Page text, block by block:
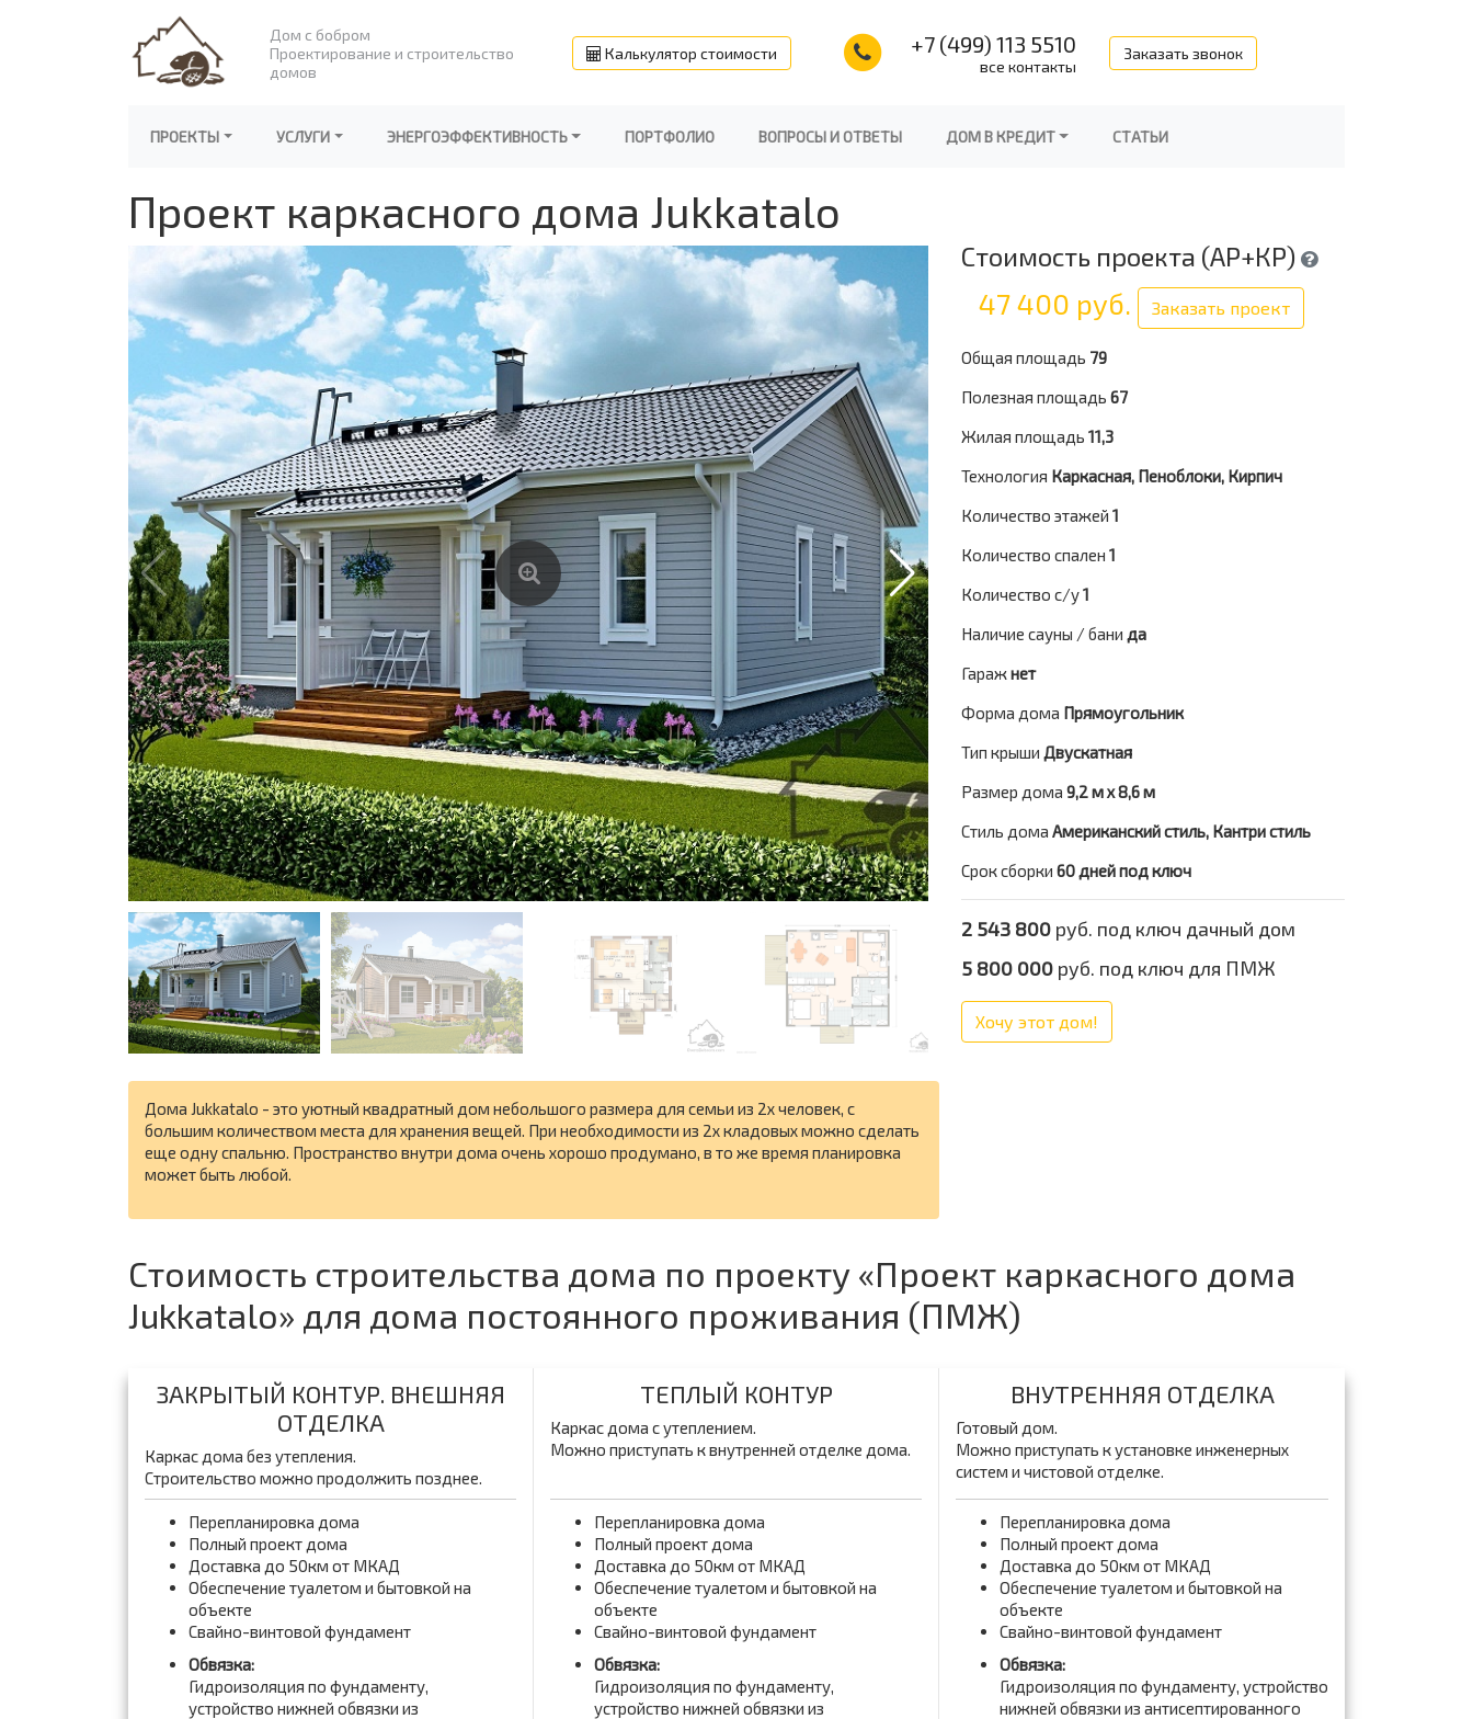
Дом с бобром
Проектирование и строительство
домов
Калькулятор стоимости +7 (499) 113 5510
все контакты
Заказать звонок
ПРОЕКТЫ УСЛУГИ ЭНЕРГОЭФФЕКТИВНОСТЬ ПОРТФОЛИО ВОПРОСЫ И ОТВЕТЫ ДОМ В КРЕДИТ СТАТЬИ
Проект каркасного дома Jukkatalo
Стоимость проекта (АР+КР)
47 400 руб. Заказать проект
Общая площадь 79
Полезная площадь 67
Жилая площадь 11,3
Технология Каркасная, Пеноблоки, Кирпич
Количество этажей 1
Количество спален 1
Количество с/у1
Наличие сауны / бани да
Гаражнет
Форма дома Прямоугольник
Тип крыши Двускатная
Размер дома 9,2 м х 8,6 м
Стиль дома Американский стиль, Кантри стиль
Срок сборки 60 дней под ключ
2 543 800 руб. под ключ дачный дом
5 800 000 руб. под ключ для ПМЖ
Хочу этот дом!
Дома Jukkatalo - это уютный квадратный дом небольшого размера для семьи из 2х человек, с
большим количеством места для хранения вещей. При необходимости из 2х кладовых можно сделать
еще одну спальню. Пространство внутри дома очень хорошо продумано, в то же время планировка
может быть любой.
Стоимость строительства дома по проекту «Проект каркасного дома
Jukkatalo» для дома постоянного проживания (ПМЖ)
ЗАКРЫТЫЙ КОНТУР. ВНЕШНЯЯ
ОТДЕЛКА
Каркас дома без утепления.
Строительство можно продолжить позднее.
Перепланировка дома
Полный проект дома
Доставка до 50км от МКАД
Обеспечение туалетом и бытовкой на
объекте
Свайно-винтовой фундамент
Обвязка:
Гидроизоляция по фундаменту,
устройство нижней обвязки из
ТЕПЛЫЙ КОНТУР
Каркас дома с утеплением.
Можно приступать к внутренней отделке дома.
Перепланировка дома
Полный проект дома
Доставка до 50км от МКАД
Обеспечение туалетом и бытовкой на
объекте
Свайно-винтовой фундамент
Обвязка:
Гидроизоляция по фундаменту,
устройство нижней обвязки из
ВНУТРЕННЯЯ ОТДЕЛКА
Готовый дом.
Можно приступать к установке инженерных
систем и чистовой отделке.
Перепланировка дома
Полный проект дома
Доставка до 50км от МКАД
Обеспечение туалетом и бытовкой на
объекте
Свайно-винтовой фундамент
Обвязка:
Гидроизоляция по фундаменту, устройство
нижней обвязки из антисептированного